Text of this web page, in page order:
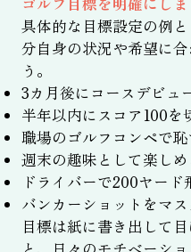
具体的な目標設定の例
分自身の状況や希望に
う。
3カ月後にコースデビュ
半年以内にスコア100を
職場のゴルフコンペで
週末の趣味として楽し
ドライバーで200ヤー
バンカーショットをマ
目標は紙に書き出して